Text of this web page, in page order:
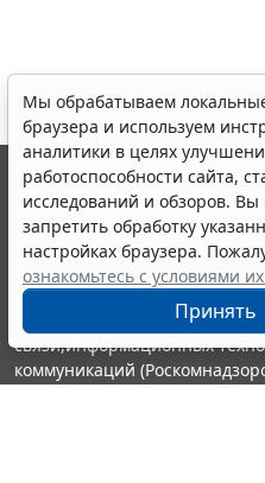
Мы обрабатываем
браузера и используем
аналитики в целях
работоспособности сайта,
исследований и обзоров.
запретить обработку
настройках браузера.
ознакомьтесь с условиями
Принять
© ООО "НПП "ГАРАНТ-
выпускается с 1990 года.
являются участниками
информации ГАРАНТ.
Портал ГАРАНТ.РУ
издания Федеральной
связи,информационных
коммуникаций